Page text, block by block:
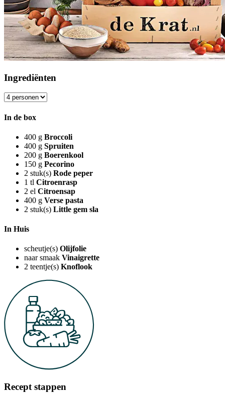
Ingrediënten
In de box
400 g Broccoli
400 g Spruiten
200 g Boerenkool
150 g Pecorino
2 stuk(s) Rode peper
1 tl Citroenrasp
2 el Citroensap
400 g Verse pasta
2 stuk(s) Little gem sla
In Huis
scheutje(s) Olijfolie
naar smaak Vinaigrette
2 teentje(s) Knoflook
Recept stappen